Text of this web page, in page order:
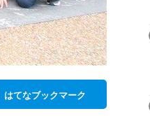
はてなブックマーク
記事を読む
記事を読む